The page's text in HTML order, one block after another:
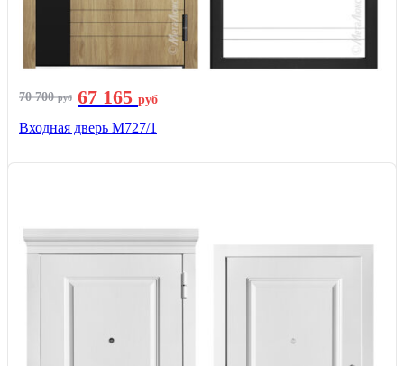
70 700руб 67 165 руб
Входная дверь М727/1